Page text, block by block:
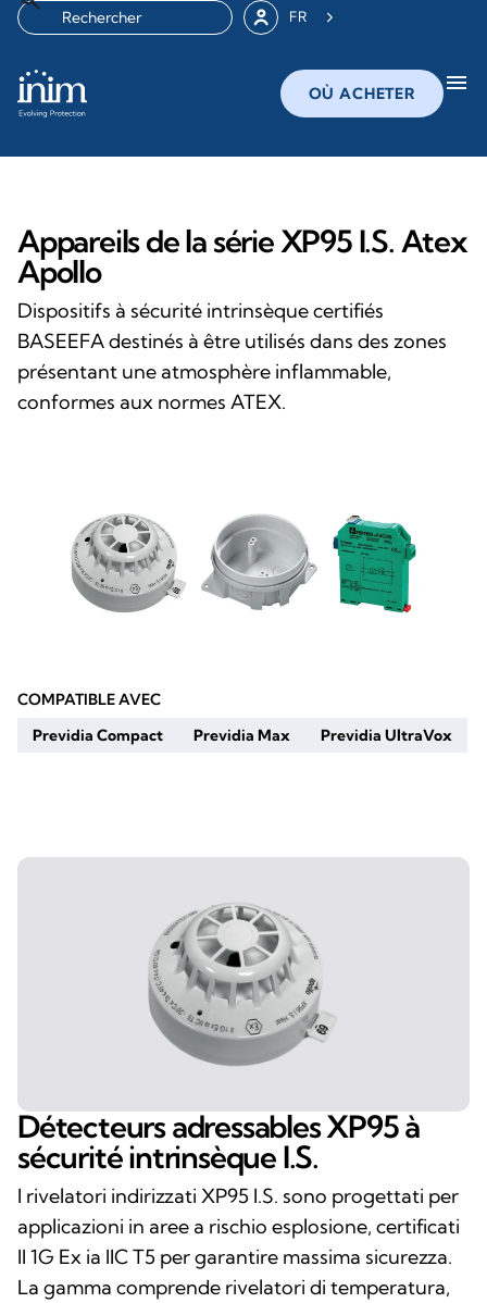
FR
OÙ ACHETER menu
Appareils de la série XP95 I.S. Atex
Apollo
Dispositifs à sécurité intrinsèque certifiés
BASEEFA destinés à être utilisés dans des zones
présentant une atmosphère inflammable,
conformes aux normes ATEX.
COMPATIBLE AVEC
Previdia Compact
Previdia Max Previdia UltraVox
Détecteurs adressables XP95 à
sécurité intrinsèque I.S.
I rivelatori indirizzati XP95 I.S. sono progettati per
applicazioni in aree a rischio esplosione, certificati
II 1G Ex ia IIC T5 per garantire massima sicurezza.
La gamma comprende rivelatori di temperatura,